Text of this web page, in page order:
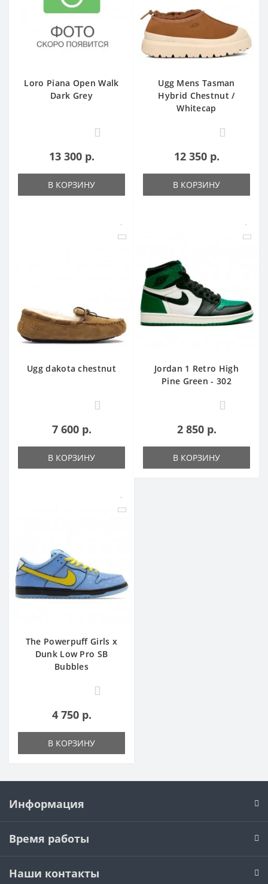
Loro Piana Open Walk
Dark Grey
0
13 300 р.
В КОРЗИНУ
Ugg Mens Tasman
Hybrid Chestnut /
Whitecap
0
12 350 р.
В КОРЗИНУ
Ugg dakota chestnut
0
7 600 р.
В КОРЗИНУ
Jordan 1 Retro High
Pine Green - 302
0
2 850 р.
В КОРЗИНУ
The Powerpuff Girls x
Dunk Low Pro SB
Bubbles
0
4 750 р.
В КОРЗИНУ
Информация
Время работы
Наши контакты